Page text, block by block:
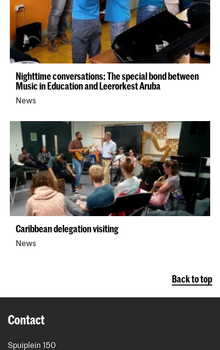
Nighttime conversations: The special bond between
Music in Education and Leerorkest Aruba
News
Caribbean delegation visiting
News
Back to top
Contact
Spuiplein 150